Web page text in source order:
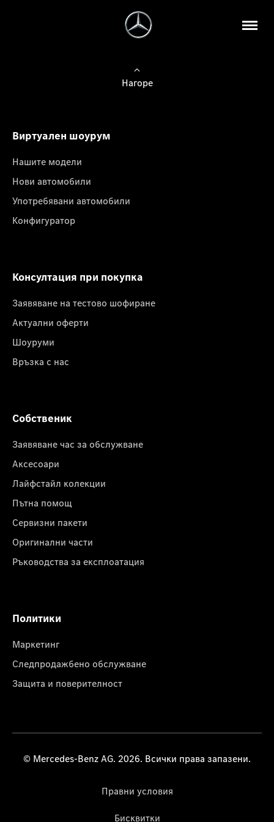
Нагоре
Виртуален шоурум
Нашите модели
Нови автомобили
Употребявани автомобили
Конфигуратор
Консултация при покупка
Заявяване на тестово шофиране
Актуални оферти
Шоуруми
Връзка с нас
Собственик
Заявяване час за обслужване
Аксесоари
Лайфстайл колекции
Пътна помощ
Сервизни пакети
Оригинални части
Ръководства за експлоатация
Политики
Маркетинг
Следпродажбено обслужване
Защита и поверителност
© Mercedes-Benz AG. 2026. Всички права запазени.
Правни условия
Бисквитки